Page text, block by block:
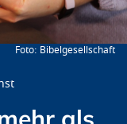
Bibelgesellschaft